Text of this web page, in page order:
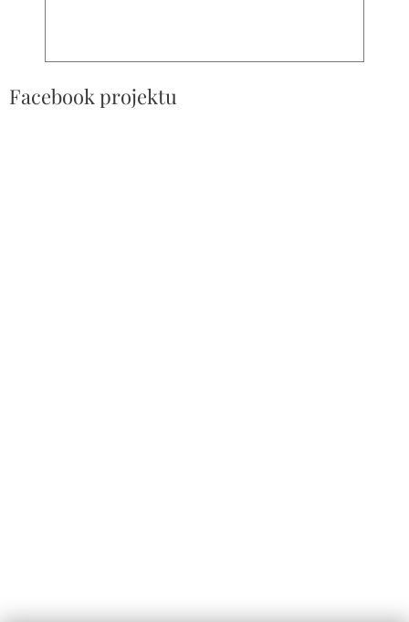
Facebook projektu